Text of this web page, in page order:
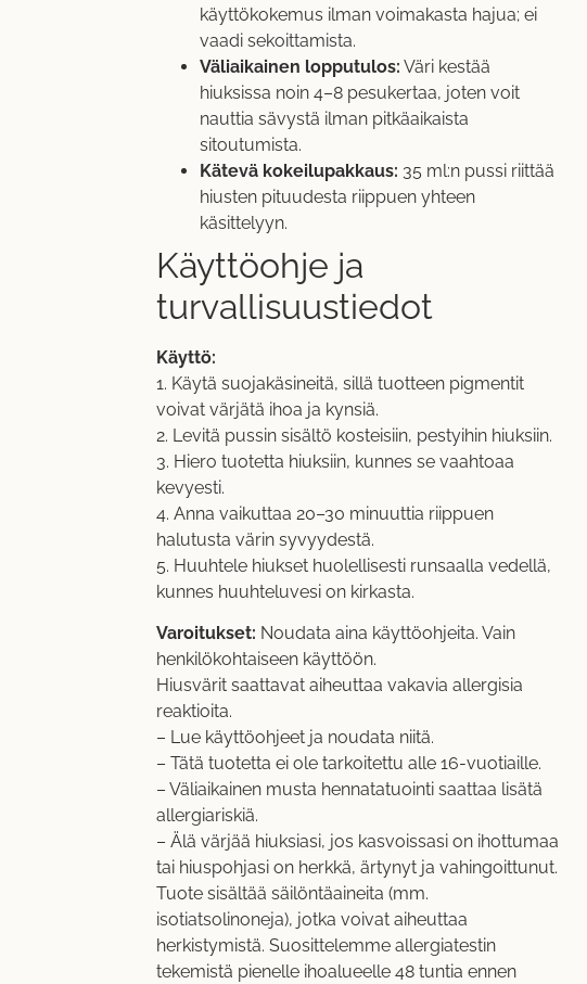
käyttökokemus ilman voimakasta hajua; ei
vaadi sekoittamista.
Väliaikainen lopputulos: Väri kestää
hiuksissa noin 4–8 pesukertaa, joten voit
nauttia sävystä ilman pitkäaikaista
sitoutumista.
Kätevä kokeilupakkaus: 35 ml:n pussi riittää
hiusten pituudesta riippuen yhteen
käsittelyyn.
Käyttöohje ja
turvallisuustiedot
Käyttö:
1. Käytä suojakäsineitä, sillä tuotteen pigmentit
voivat värjätä ihoa ja kynsiä.
2. Levitä pussin sisältö kosteisiin, pestyihin hiuksiin.
3. Hiero tuotetta hiuksiin, kunnes se vaahtoaa
kevyesti.
4. Anna vaikuttaa 20–30 minuuttia riippuen
halutusta värin syvyydestä.
5. Huuhtele hiukset huolellisesti runsaalla vedellä,
kunnes huuhteluvesi on kirkasta.
Varoitukset: Noudata aina käyttöohjeita. Vain
henkilökohtaiseen käyttöön.
Hiusvärit saattavat aiheuttaa vakavia allergisia
reaktioita.
– Lue käyttöohjeet ja noudata niitä.
– Tätä tuotetta ei ole tarkoitettu alle 16-vuotiaille.
– Väliaikainen musta hennatatuointi saattaa lisätä
allergiariskiä.
– Älä värjää hiuksiasi, jos kasvoissasi on ihottumaa
tai hiuspohjasi on herkkä, ärtynyt ja vahingoittunut.
Tuote sisältää säilöntäaineita (mm.
isotiatsolinoneja), jotka voivat aiheuttaa
herkistymistä. Suosittelemme allergiatestin
tekemistä pienelle ihoalueelle 48 tuntia ennen